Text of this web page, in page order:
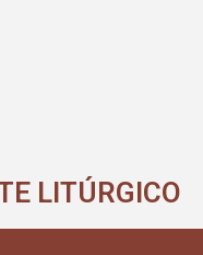
LITÚRGICO